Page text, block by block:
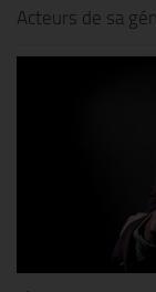
Acteurs de sa